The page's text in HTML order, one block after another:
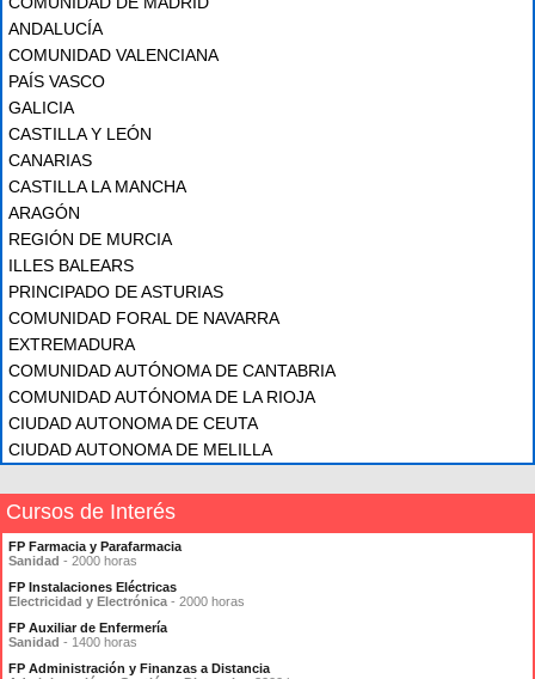
ANDALUCÍA
COMUNIDAD VALENCIANA
PAÍS VASCO
GALICIA
CASTILLA Y LEÓN
CANARIAS
CASTILLA LA MANCHA
ARAGÓN
REGIÓN DE MURCIA
ILLES BALEARS
PRINCIPADO DE ASTURIAS
COMUNIDAD FORAL DE NAVARRA
EXTREMADURA
COMUNIDAD AUTÓNOMA DE CANTABRIA
COMUNIDAD AUTÓNOMA DE LA RIOJA
CIUDAD AUTONOMA DE CEUTA
CIUDAD AUTONOMA DE MELILLA
Cursos de Interés
FP Farmacia y Parafarmacia
Sanidad - 2000 horas
FP Instalaciones Eléctricas
Electricidad y Electrónica - 2000 horas
FP Auxiliar de Enfermería
Sanidad - 1400 horas
FP Administración y Finanzas a Distancia